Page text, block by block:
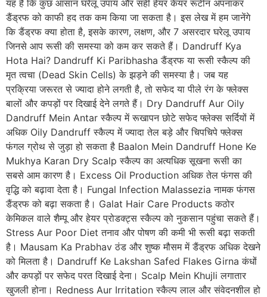
यह है कि कुछ आसान घरेलू उपाय और सही हेयर केयर रूटीन अपनाकर
डैंड्रफ को काफी हद तक कम किया जा सकता है। इस लेख में हम जानेंगे
कि डैंड्रफ क्या होता है, इसके कारण, लक्षण, और 7 असरदार घरेलू उपाय
जिनसे आप रूसी की समस्या को कम कर सकते हैं। Dandruff Kya
Hota Hai? Dandruff Ki Paribhasha डैंड्रफ या रूसी स्कैल्प की
मृत त्वचा (Dead Skin Cells) के झड़ने की समस्या है। जब यह
प्रक्रिया जरूरत से ज्यादा होने लगती है, तो सफेद या पीले रंग के फ्लेक्स
बालों और कपड़ों पर दिखाई देने लगते हैं। Dry Dandruff Aur Oily
Dandruff Mein Antar स्कैल्प में रूखापन छोटे सफेद फ्लेक्स सर्दियों में
अधिक Oily Dandruff स्कैल्प में ज्यादा तेल बड़े और चिपचिपे फ्लेक्स
फंगल ग्रोथ से जुड़ा हो सकता है Baalon Mein Dandruff Hone Ke
Mukhya Karan Dry Scalp स्कैल्प का अत्यधिक सूखना रूसी का
सबसे आम कारण है। Excess Oil Production अधिक तेल फंगस की
वृद्धि को बढ़ावा देता है। Fungal Infection Malassezia नामक फंगस
डैंड्रफ को बढ़ा सकता है। Galat Hair Care Products कठोर
केमिकल वाले शैम्पू और हेयर प्रोडक्ट्स स्कैल्प को नुकसान पहुंचा सकते हैं।
Stress Aur Poor Diet तनाव और पोषण की कमी भी रूसी बढ़ा सकती
है। Mausam Ka Prabhav ठंड और शुष्क मौसम में डैंड्रफ अधिक देखने
को मिलता है। Dandruff Ke Lakshan Safed Flakes Girna कंधों
और कपड़ों पर सफेद परत दिखाई देना। Scalp Mein Khujli लगातार
खुजली होना। Redness Aur Irritation स्कैल्प लाल और संवेदनशील हो